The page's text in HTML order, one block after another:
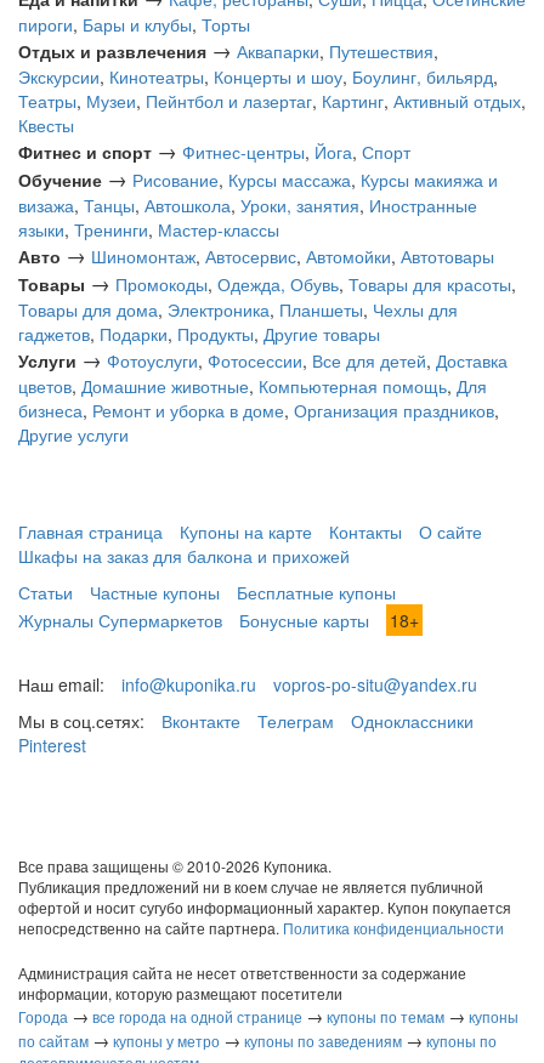
пироги, Бары и клубы, Торты
Отдых и развлечения → Аквапарки, Путешествия,
Экскурсии, Кинотеатры, Концерты и шоу, Боулинг, бильярд,
Театры, Музеи, Пейнтбол и лазертаг, Картинг, Активный отдых,
Квесты
Фитнес и спорт → Фитнес-центры, Йога, Спорт
Обучение → Рисование, Курсы массажа, Курсы макияжа и
визажа, Танцы, Автошкола, Уроки, занятия, Иностранные
языки, Тренинги, Мастер-классы
Авто → Шиномонтаж, Автосервис, Автомойки, Автотовары
Товары → Промокоды, Одежда, Обувь, Товары для красоты,
Товары для дома, Электроника, Планшеты, Чехлы для
гаджетов, Подарки, Продукты, Другие товары
Услуги → Фотоуслуги, Фотосессии, Все для детей, Доставка
цветов, Домашние животные, Компьютерная помощь, Для
бизнеса, Ремонт и уборка в доме, Организация праздников,
Другие услуги
Главная страница Купоны на карте Контакты
О сайте
Шкафы на заказ для балкона и прихожей
Статьи
Частные купоны
Бесплатные купоны
Журналы Супермаркетов
Бонусные карты 18+
Наш email: info@kuponika.ru
vopros-po-situ@yandex.ru
Мы в соц.сетях:
Вконтакте Телеграм
Одноклассники
Pinterest
Все права защищены © 2010-2026 Купоника.
Публикация предложений ни в коем случае не является публичной
офертой и носит сугубо информационный характер. Купон покупается
непосредственно на сайте партнера. Политика конфиденциальности
Администрация сайта не несет ответственности за содержание
информации, которую размещают посетители
Города → все города на одной странице → купоны по темам → купоны
по сайтам → купоны у метро → купоны по заведениям → купоны по